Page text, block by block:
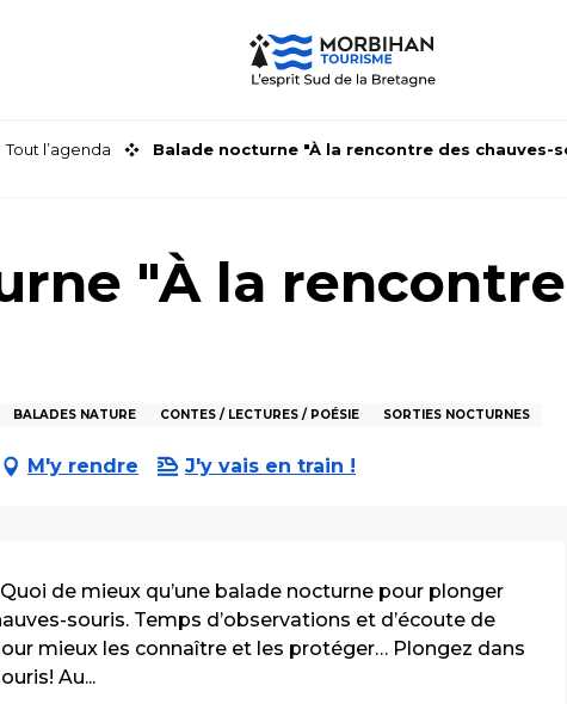
Tout l’agenda Balade nocturne "À la rencontre des chauves-
"À la
BALADES NATURE CONTES / LECTURES / POÉSIE SORTIES NOCTURNES
M'y rendre J'y vais en train !
de mieux qu’une balade nocturne pour plonger
souris. Temps d’observations et d’écoute de
mieux les connaître et les protéger… Plongez dans
Au...